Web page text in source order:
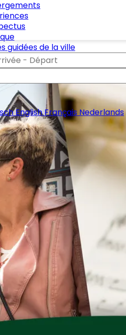
guidées de la ville
EnglishFrançais Nederlands